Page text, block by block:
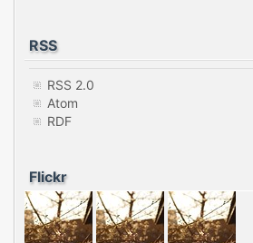
RSS
RSS 2.0
Atom
RDF
Flickr